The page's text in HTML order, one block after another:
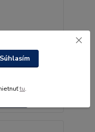
Súhlasím
tu.